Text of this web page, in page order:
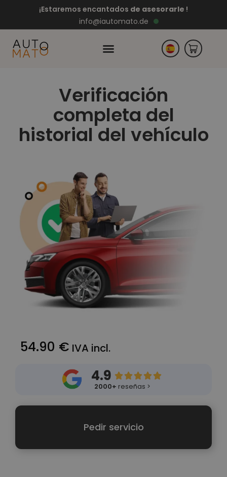
¡Estaremos encantados de asesorarle !
info@iautomato.de
EN
CZ
PT
Verificación
completa del
historial del vehículo
54.90 € IVA incl.
4.9 
2000+ reseñas >
Pedir servicio